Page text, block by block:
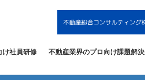
ツ
ス
シ
ン
け社員研修 不動産業界のプロ向け課題解決